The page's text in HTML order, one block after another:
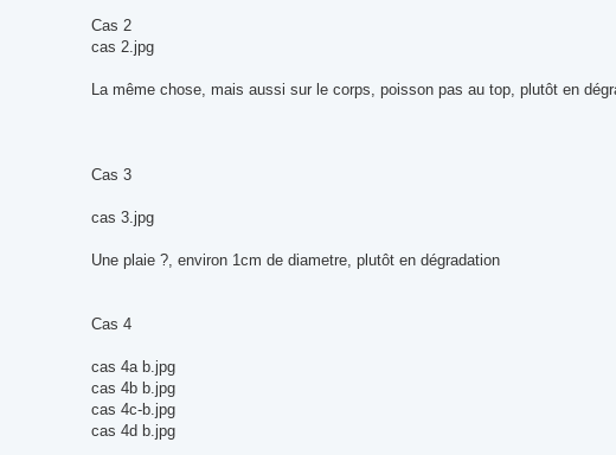
Cas 2
cas 2.jpg
La même chose, mais aussi sur le corps, poisson pas au top, plutôt en
Cas 3
cas 3.jpg
Une plaie ?, environ 1cm de diametre, plutôt en dégradation
Cas 4
cas 4a b.jpg
cas 4b b.jpg
cas 4c-b.jpg
cas 4d b.jpg